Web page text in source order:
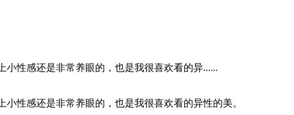
性感还是非常养眼的，也是我很喜欢看的异......
性感还是非常养眼的，也是我很喜欢看的异性的美。